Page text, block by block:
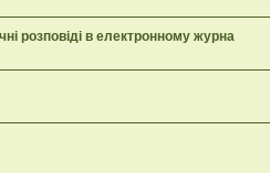
розповіді в електронному журна